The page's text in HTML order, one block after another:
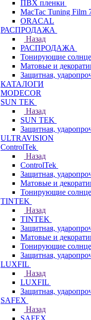
ПВХ пленки
MacTac Tuning Film
ORACAL
РАСПРОДАЖА
Назад
РАСПРОДАЖА
Тонирующие
Матовые и
Защитная,
КАТАЛОГИ
MODECOR
SUN TEK
Назад
SUN TEK
Защитная,
ULTRAVISION
ControlTek
Назад
ControlTek
Защитная,
Матовые и
Тонирующие
TINTEK
Назад
TINTEK
Защитная,
Матовые и
Тонирующие
Защитная,
LUXFIL
Назад
LUXFIL
Защитная,
SAFEX
Назад
SAFEX